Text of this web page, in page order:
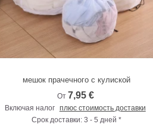
К сравнению
мешок прачечного с кулиской
От 7,95 €
Включая налог плюс стоимость доставки
Срок доставки: 3 - 5 дней *